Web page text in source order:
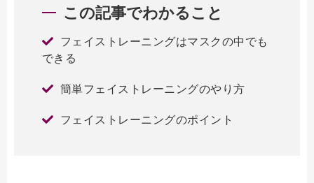
この記事でわかること
フェイストレーニングはマスクの中でも
できる
簡単フェイストレーニングのやり方
フェイストレーニングのポイント